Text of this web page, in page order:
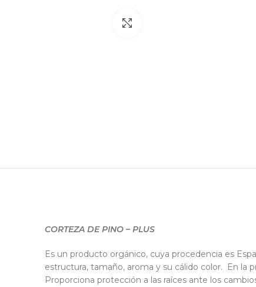
CORTEZA DE PINO – PLUS
Es un producto orgánico, cuya procedencia es
estructura, tamaño, aroma y su cálido color. En la
Proporciona protección a las raíces ante los